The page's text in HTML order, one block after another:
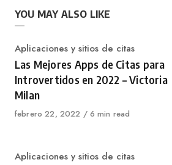
YOU MAY ALSO LIKE
Category
Aplicaciones y sitios de citas
Las Mejores Apps de Citas para
Introvertidos en 2022 – Victoria
Milan
Published
febrero 22, 2022 6 min read
Category
Aplicaciones y sitios de citas